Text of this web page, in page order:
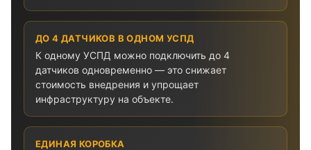
ДО 4 ДАТЧИКОВ В ОДНОМ УСПД
К одному УСПД можно подключить до 4
датчиков одновременно — это снижает
стоимость внедрения и упрощает
инфраструктуру на объекте.
ЕДИНАЯ КОРОБКА